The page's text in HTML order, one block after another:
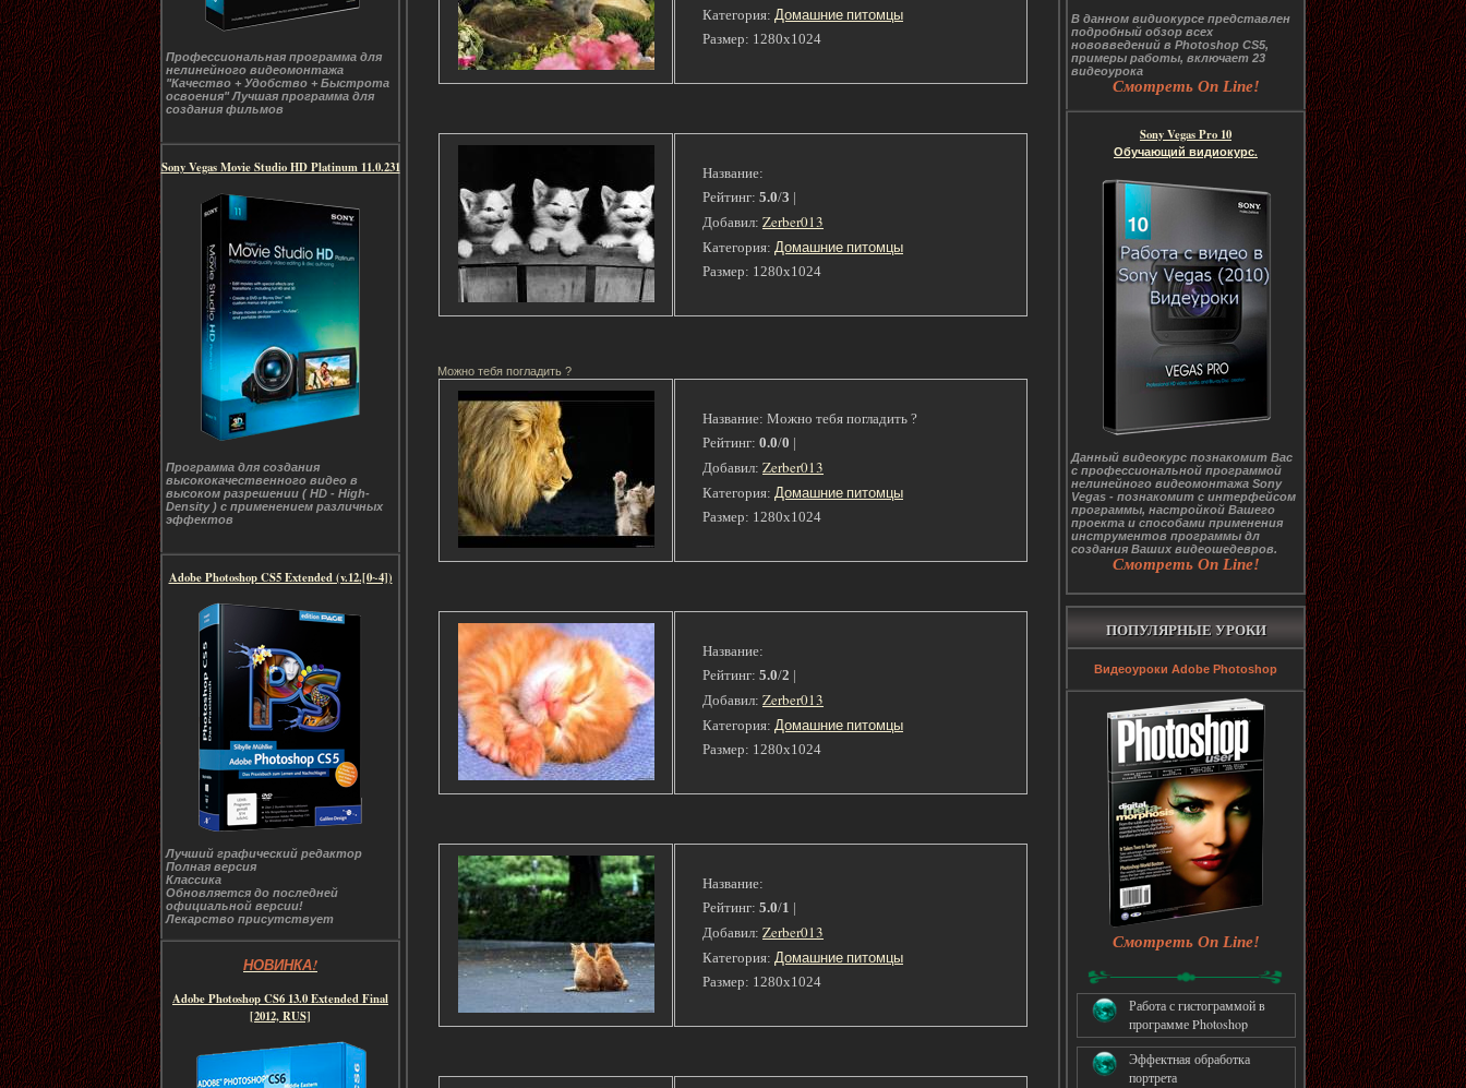
Профессиональная программа для
нелинейного видеомонтажа
"Качество + Удобство + Быстрота
освоения" Лучшая программа для
создания фильмов
Sony Vegas Movie Studio HD Platinum 11.0.231
Программа для создания
высококачественного видео в
высоком разрешении ( HD - High-
Density ) с применением различных
эффектов
Adobe Photoshop CS5 Extended (v.12.[0~4])
Лучший графический редактор
Полная версия
Классика
Обновляется до последней
официальной версии!
Лекарство присутствует
НОВИНКА!
Adobe Photoshop CS6 13.0 Extended Final
[2012, RUS]
В данном видиокурсе представлен
подробный обзор всех
нововведений в Photoshop CS5,
примеры работы, включает 23
видеоурока
Смотреть On Line!
Sony Vegas Pro 10
Обучающий видиокурс.
Данный видеокурс познакомит Вас
с профессиональной программой
нелинейного видеомонтажа Sony
Vegas - познакомит с интерфейсом
программы, настройкой Вашего
проекта и способами применения
инструментов программы дл
создания Ваших видеошедевров.
Смотреть On Line!
ПОПУЛЯРНЫЕ УРОКИ
Видеоуроки Adobe Photoshop
Смотреть On Line!
Работа с гистограммой в
программе Photoshop
Эффектная обработка
портрета
Категория: Домашние питомцы
Размер: 1280x1024
Название:
Рейтинг: 5.0/3 |
Добавил: Zerber013
Категория: Домашние питомцы
Размер: 1280x1024
Можно тебя погладить ?
Название: Можно тебя погладить ?
Рейтинг: 0.0/0 |
Добавил: Zerber013
Категория: Домашние питомцы
Размер: 1280x1024
Название:
Рейтинг: 5.0/2 |
Добавил: Zerber013
Категория: Домашние питомцы
Размер: 1280x1024
Название:
Рейтинг: 5.0/1 |
Добавил: Zerber013
Категория: Домашние питомцы
Размер: 1280x1024